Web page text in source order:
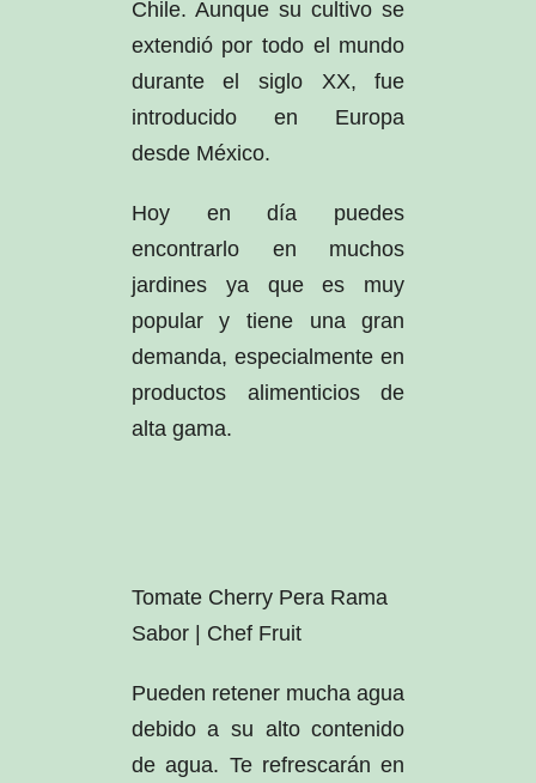
Chile. Aunque su cultivo se
extendió por todo el mundo
durante el siglo XX, fue
introducido en Europa
desde México.
Hoy en día puedes
encontrarlo en muchos
jardines ya que es muy
popular y tiene una gran
demanda, especialmente en
productos alimenticios de
alta gama.
Tomate Cherry Pera Rama
Sabor | Chef Fruit
Pueden retener mucha agua
debido a su alto contenido
de agua. Te refrescarán en